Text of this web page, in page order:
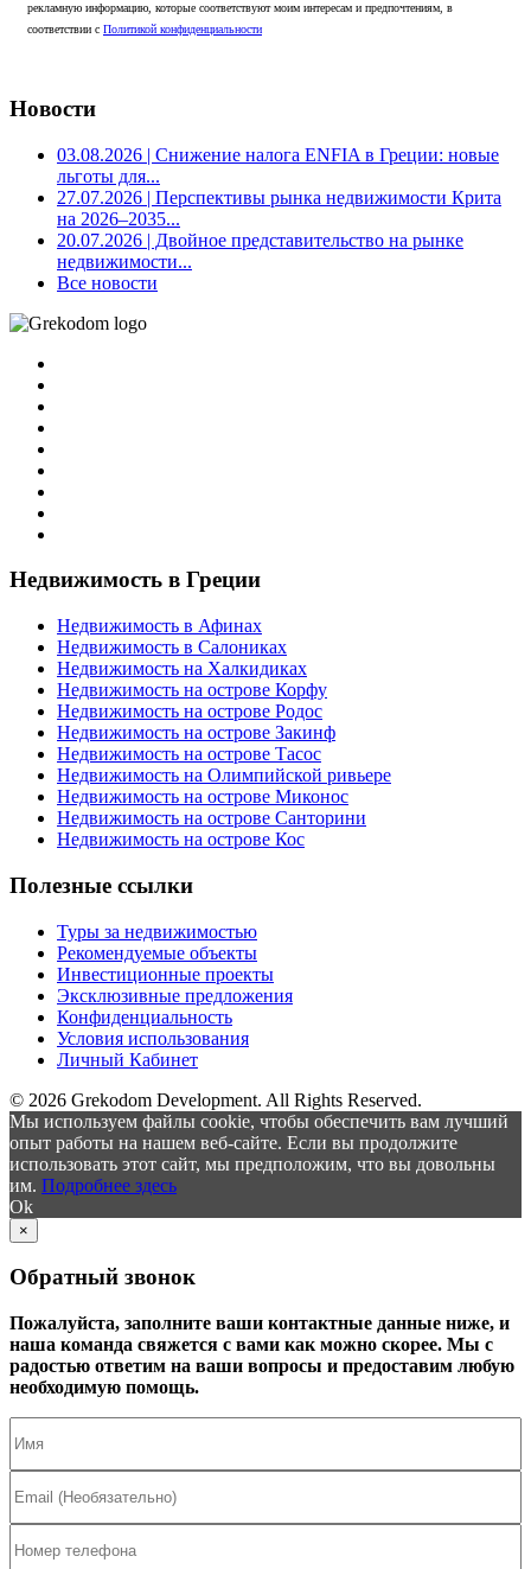
рекламную информацию, которые соответствуют моим интересам и предпочтениям, в
соответствии с Политикой конфиденциальности
Новости
03.08.2026 | Снижение налога ENFIA в Греции: новые
льготы для...
27.07.2026 | Перспективы рынка недвижимости Крита
на 2026–2035...
20.07.2026 | Двойное представительство на рынке
недвижимости...
Все новости
Недвижимость в Греции
Недвижимость в Афинах
Недвижимость в Салониках
Недвижимость на Халкидиках
Недвижимость на острове Корфу
Недвижимость на острове Родос
Недвижимость на острове Закинф
Недвижимость на острове Тасос
Недвижимость на Олимпийской ривьере
Недвижимость на острове Миконос
Недвижимость на острове Санторини
Недвижимость на острове Кос
Полезные ссылки
Туры за недвижимостью
Рекомендуемые объекты
Инвестиционные проекты
Эксклюзивные предложения
Конфиденциальность
Условия использования
Личный Кабинет
© 2026 Grekodom Development. All Rights Reserved.
Мы используем файлы cookie, чтобы обеспечить вам лучший
опыт работы на нашем веб-сайте. Если вы продолжите
использовать этот сайт, мы предположим, что вы довольны
им. Подробнее здесь
Ok
×
Обратный звонок
Пожалуйста, заполните ваши контактные данные ниже, и
наша команда свяжется с вами как можно скорее. Мы с
радостью ответим на ваши вопросы и предоставим любую
необходимую помощь.